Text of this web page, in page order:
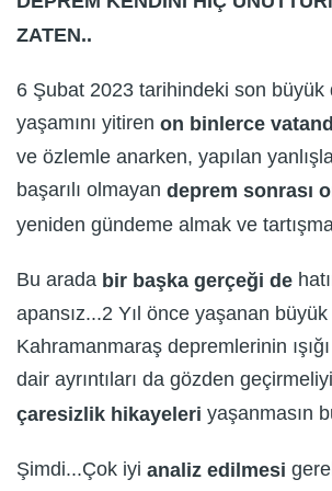
ZATEN..
6 Şubat 2023 tarihindeki son büyük
yaşamını yitiren on binlerce
ve özlemle anarken, yapılan
başarılı olmayan deprem sonrası
yeniden gündeme almak ve
Bu arada bir başka gerçeği de
apansız...2 Yıl önce yaşanan büyük
Kahramanmaraş depremlerinin
dair ayrıntıları da gözden
çaresizlik hikayeleri yaşanmasın
Şimdi...Çok iyi analiz edilmesi